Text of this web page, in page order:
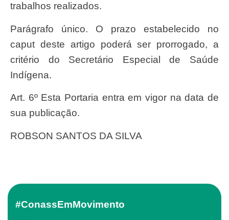
trabalhos realizados.
Parágrafo único. O prazo estabelecido no
caput deste artigo poderá ser prorrogado, a
critério do Secretário Especial de Saúde
Indígena.
Art. 6º Esta Portaria entra em vigor na data de
sua publicação.
ROBSON SANTOS DA SILVA
#ConassEmMovimento